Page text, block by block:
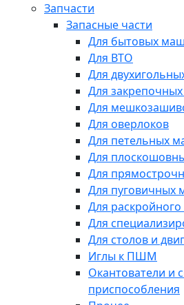
Запчасти
Запасные части
Для бытовых
Для ВТО
Для
Для
Для
Для оверлоков
Для петельных
Для
Для
Для пуговичных
Для
Для
Для столов и
Иглы к ПШМ
Окантователи и
приспособления